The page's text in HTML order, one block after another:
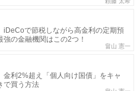
iDeCoで節税しながら高金利の定期預
の金融機関はこの2つ！
畠山 憲一
金利2%超え「個人向け国債」をキャ
で買う方法